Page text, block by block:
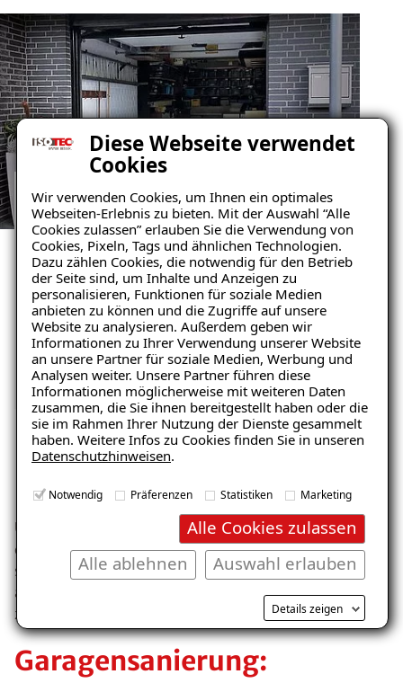
Diese Webseite verwendet
Cookies
Wir verwenden Cookies, um Ihnen ein optimales
Webseiten-Erlebnis zu bieten. Mit der Auswahl “Alle
Cookies zulassen” erlauben Sie die Verwendung von
Cookies, Pixeln, Tags und ähnlichen Technologien.
Dazu zählen Cookies, die notwendig für den Betrieb
der Seite sind, um Inhalte und Anzeigen zu
personalisieren, Funktionen für soziale Medien
anbieten zu können und die Zugriffe auf unsere
Website zu analysieren. Außerdem geben wir
Informationen zu Ihrer Verwendung unserer Website
an unsere Partner für soziale Medien, Werbung und
Analysen weiter. Unsere Partner führen diese
Informationen möglicherweise mit weiteren Daten
zusammen, die Sie ihnen bereitgestellt haben oder die
sie im Rahmen Ihrer Nutzung der Dienste gesammelt
haben. Weitere Infos zu Cookies finden Sie in unseren
Datenschutzhinweisen.
Notwendig Präferenzen Statistiken Marketing
Alle Cookies zulassen
Auswahl erlauben
Alle ablehnen
Details zeigen
GARAGENSANIERUNG REFERENZEN
ANSEHEN
Unsere zufriedenen
Kunden im Raum Bern
Mehr erfahren
ISOTEC-Qualität
Umfangreich geprüft – unabhängig bestätigt. Die bei
der ISOTEC-Garagensanierung eingesetzten Produkte
sind zertifiziert, diffusionsfähig und kommen
aufgrund der hohen Belastbarkeit auch in Tiefgaragen
zum Einsatz.
Garagensanierung:
Ratgeber „Sofort-Tipps gegen
Feuchtigkeit“
– jetzt kostenlos
herunterladen!
E-Mail eingeben
Kostenlosen Ratgeber anfordern
Voraussetzung für den Erhalt des kostenfreien
Ratgebers ist die Anmeldung zu unserem Newsletter.